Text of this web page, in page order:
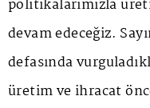
politikalarımızla
devam edeceğiz.
defasında
üretim ve ihracat